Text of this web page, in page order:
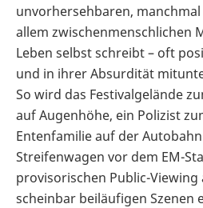
unvorhersehbaren,
allem zwischenmenschlichen
Leben selbst schreibt – oft
und in ihrer Absurdität
So wird das Festivalgelände
auf Augenhöhe, ein Polizist
Entenfamilie auf der
Streifenwagen vor dem EM-
provisorischen Public-
scheinbar beiläufigen Szenen